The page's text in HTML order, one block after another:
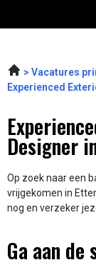
Vacatures
Experienced
Designer
Op zoek naar een
vrijgekomen in
nog en verzeker
Ga aan